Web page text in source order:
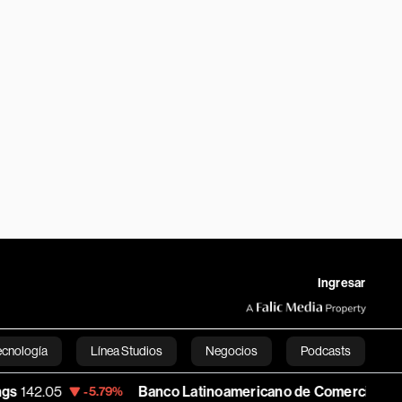
Ingresar
Línea Studios Negocios Podcasts
English
-5.79% Banco Latinoamericano de Comercio Exterior